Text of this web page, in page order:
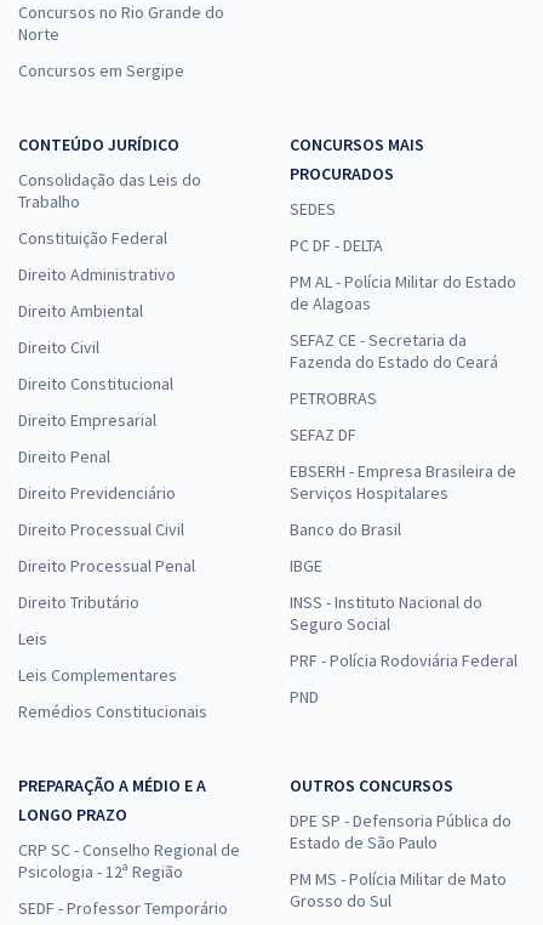
Concursos no Rio Grande do
Norte
Concursos em Sergipe
CONTEÚDO JURÍDICO
Consolidação das Leis do
Trabalho
Constituição Federal
Direito Administrativo
Direito Ambiental
Direito Civil
Direito Constitucional
Direito Empresarial
Direito Penal
Direito Previdenciário
Direito Processual Civil
Direito Processual Penal
Direito Tributário
Leis
Leis Complementares
Remédios Constitucionais
CONCURSOS MAIS
PROCURADOS
SEDES
PC DF - DELTA
PM AL - Polícia Militar do Estado
de Alagoas
SEFAZ CE - Secretaria da
Fazenda do Estado do Ceará
PETROBRAS
SEFAZ DF
EBSERH - Empresa Brasileira de
Serviços Hospitalares
Banco do Brasil
IBGE
INSS - Instituto Nacional do
Seguro Social
PRF - Polícia Rodoviária Federal
PND
PREPARAÇÃO A MÉDIO E A
LONGO PRAZO
CRP SC - Conselho Regional de
Psicologia - 12ª Região
SEDF - Professor Temporário
OUTROS CONCURSOS
DPE SP - Defensoria Pública do
Estado de São Paulo
PM MS - Polícia Militar de Mato
Grosso do Sul